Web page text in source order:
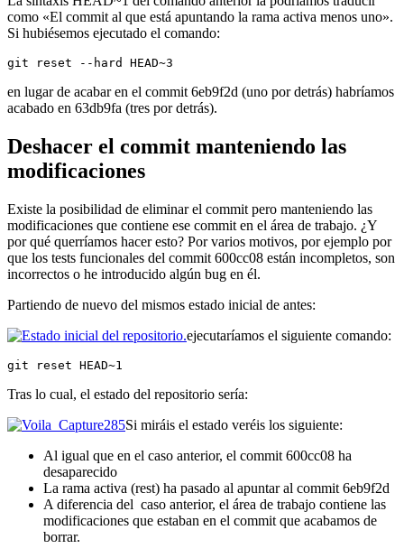
como «El commit al que está apuntando la rama activa menos uno».
Si hubiésemos ejecutado el comando:
git reset --hard HEAD~3
en lugar de acabar en el commit 6eb9f2d (uno por detrás) habríamos
acabado en 63db9fa (tres por detrás).
Deshacer el commit manteniendo las
modificaciones
Existe la posibilidad de eliminar el commit pero manteniendo las
modificaciones que contiene ese commit en el área de trabajo. ¿Y
por qué querríamos hacer esto? Por varios motivos, por ejemplo por
que los tests funcionales del commit 600cc08 están incompletos, son
incorrectos o he introducido algún bug en él.
Partiendo de nuevo del mismos estado inicial de antes:
ejecutaríamos el siguiente comando:
git reset HEAD~1
Tras lo cual, el estado del repositorio sería:
Si miráis el estado veréis los siguiente:
Al igual que en el caso anterior, el commit 600cc08 ha
desaparecido
La rama activa (rest) ha pasado al apuntar al commit 6eb9f2d
A diferencia del caso anterior, el área de trabajo contiene las
modificaciones que estaban en el commit que acabamos de
borrar.